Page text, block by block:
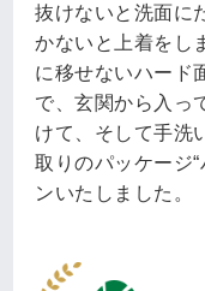
抜けないと洗面に
かないと上着をし
に移せないハード
で、玄関から入っ
けて、そして手洗
取りのパッケージ
ンいたしました。